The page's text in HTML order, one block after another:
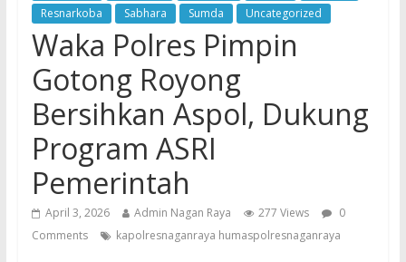
Resnarkoba
Sabhara Sumda Uncategorized
Waka Polres Pimpin
Gotong Royong
Bersihkan Aspol, Dukung
Program ASRI
Pemerintah
April 3, 2026 Admin Nagan Raya 277 Views
0
Comments
kapolresnaganraya humaspolresnaganraya